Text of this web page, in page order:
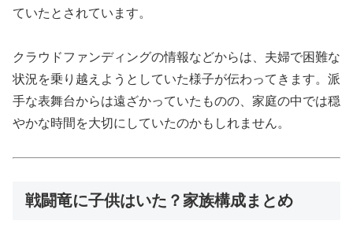
ていたとされています。
クラウドファンディングの情報などからは、夫婦で困難な
状況を乗り越えようとしていた様子が伝わってきます。派
手な表舞台からは遠ざかっていたものの、家庭の中では穏
やかな時間を大切にしていたのかもしれません。
戦闘竜に子供はいた？家族構成まとめ